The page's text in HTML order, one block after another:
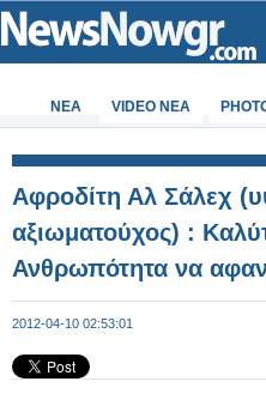
ΝΕΑ VIDEO NEA
Αφροδίτη Αλ Σάλεχ
αξιωματούχος) :
Ανθρωπότητα να
2012-04-10 02:53:01